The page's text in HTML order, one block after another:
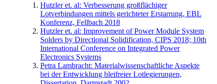
Hutzler et. al: Verbesserung großflächiger
Lotverbindungen mittels gerichteter Erstarrung, EBL
Konferenz, Fellbach 2018
Hutzler et. al: Improvement of Power Module System
Solders by Directional Solidification, CIPS 2018; 10th
International Conference on Integrated Power
Electronics Systems
Petra Lambracht: Materialwissenschaftliche Aspekte
bei der Entwicklung bleifreier Lotlegierungen,